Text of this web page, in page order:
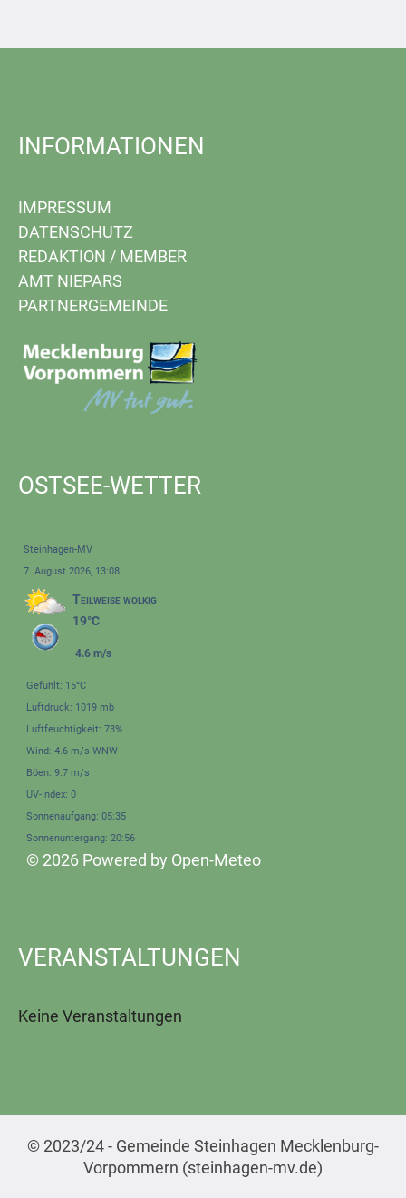
INFORMATIONEN
IMPRESSUM
DATENSCHUTZ
REDAKTION / MEMBER
AMT NIEPARS
PARTNERGEMEINDE
OSTSEE-WETTER
Steinhagen-MV
7. August 2026, 13:08
Teilweise wolkig
19°C
4.6 m/s
Gefühlt: 15°C
Luftdruck: 1019 mb
Luftfeuchtigkeit: 73%
Wind: 4.6 m/s WNW
Böen: 9.7 m/s
UV-Index: 0
Sonnenaufgang: 05:35
Sonnenuntergang: 20:56
© 2026 Powered by Open-Meteo
VERANSTALTUNGEN
Keine Veranstaltungen
© 2023/24 - Gemeinde Steinhagen Mecklenburg-
Vorpommern (steinhagen-mv.de)